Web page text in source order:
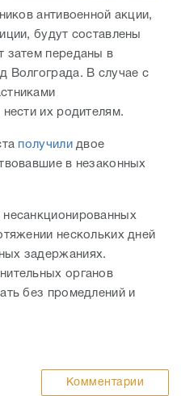
антивоенной акции,
будут составлены
затем переданы в
Волгограда. В случае с
нести их родителям.
получилидвое
в незаконных
нескольких дней
задержаниях.
органов
без промедлений и
Комментарии